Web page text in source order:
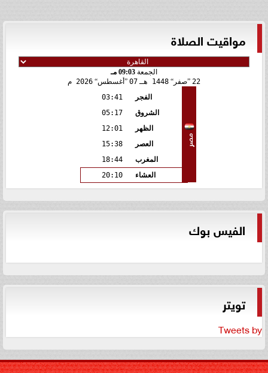
مواقيت الصلاة
الجمعة 09:03 مـ
22 صفر 1448 هـ 07 أغسطس 2026 م
مصر
الفجر
03:41
الشروق
05:17
الظهر
12:01
العصر
15:38
المغرب
18:44
العشاء
20:10
الفيس بوك
تويتر
Tweets by